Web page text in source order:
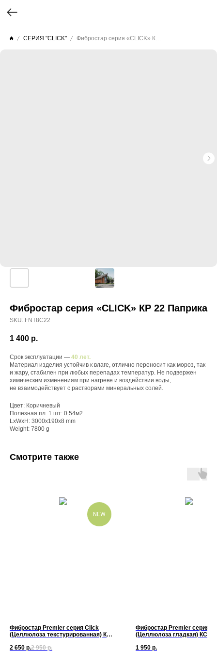
СЕРИЯ "CLICK"
Фибростар серия «CLICK» КP 22 Паприка
SKU: FNT8C22
1 400 р.
Срок эксплуатации — 40 лет.
Материал изделия устойчив к влаге, отлично переносит как мороз, так
и жару, стабилен при любых перепадах температур. Не подвержен
химическим изменениям при нагреве и воздействии воды,
не взаимодействует с растворами минеральных солей.
Цвет: Коричневый
Полезная пл. 1 шт: 0.54м2
LxWxH: 3000x190x8 mm
Weight: 7800 g
Смотрите также
NEW
Фибростар Premier серия Click
(Целлюлоза текстурированная) КС
2 650 р.2 950 р.
Фибростар Premier серия
(Целлюлоза гладкая) КС 64
1 950 р.